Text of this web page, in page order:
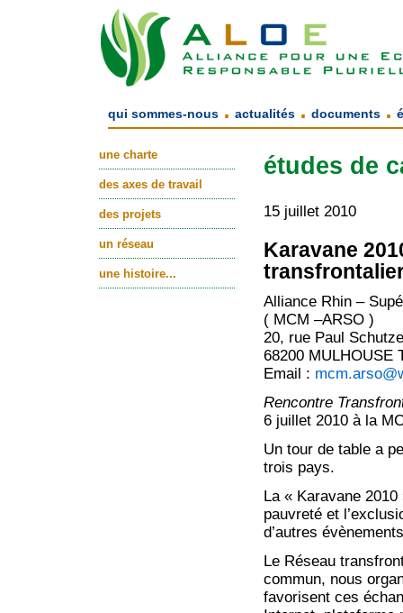
qui sommes-nous . actualités . documents .
une charte
des axes de travail
des projets
un réseau
une histoire...
études de
15 juillet 2010
Karavane
Alliance Rhin –
( MCM –ARSO )
20, rue Paul
68200 MULHOUSE
Email :
Rencontre
6 juillet 2010 à la
Un tour de table a
trois pays.
La « Karavane
pauvreté et
d’autres
Le Réseau
commun, nous
favorisent ces